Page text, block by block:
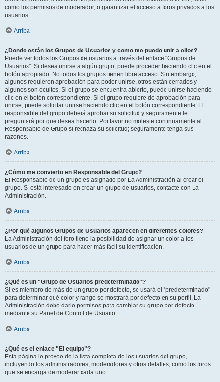
como los permisos de moderador, o garantizar el acceso a foros privados a los
usuarios.
Arriba
¿Donde están los Grupos de Usuarios y como me puedo unir a ellos?
Puede ver todos los Grupos de usuarios a través del enlace "Grupos de
Usuarios". Si desea unirse a algún grupo, puede proceder haciendo clic en el
botón apropiado. No todos los grupos tienen libre acceso. Sin embargo,
algunos requieren aprobación para poder unirse, otros están cerrados y
algunos son ocultos. Si el grupo se encuentra abierto, puede unirse haciendo
clic en el botón correspondiente. Si el grupo requiere de aprobación para
unirse, puede solicitar unirse haciendo clic en el botón correspondiente. El
responsable del grupo deberá aprobar su solicitud y seguramente le
preguntará por qué desea hacerlo. Por favor no moleste continuamente al
Responsable de Grupo si rechaza su solicitud; seguramente tenga sus
razones.
Arriba
¿Cómo me convierto en Responsable del Grupo?
El Responsable de un grupo es asignado por La Administración al crear el
grupo. Si está interesado en crear un grupo de usuarios, contacte con La
Administración.
Arriba
¿Por qué algunos Grupos de Usuarios aparecen en diferentes colores?
La Administración del foro tiene la posibilidad de asignar un color a los
usuarios de un grupo para hacer más fácil su identificación.
Arriba
¿Qué es un "Grupo de Usuarios predeterminado"?
Si es miembro de más de un grupo por defecto, se usará el "predeterminado"
para determinar qué color y rango se mostrará por defecto en su perfil. La
Administración debe darle permisos para cambiar su grupo por defecto
mediante su Panel de Control de Usuario.
Arriba
¿Qué es el enlace "El equipo"?
Esta página le provee de la lista completa de los usuarios del grupo,
incluyendo los administradores, moderadores y otros detalles, como los foros
que se encarga de moderar cada uno.